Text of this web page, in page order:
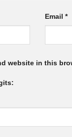
Email *
website in this